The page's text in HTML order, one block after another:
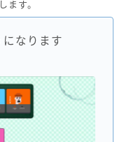
ます。
なります